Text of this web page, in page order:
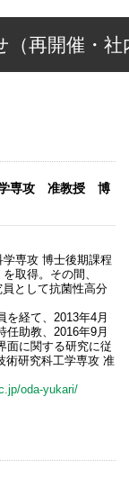
再開催・社
専攻 准教授 博
専攻 博士後期課程
取得。その間、
として抗菌性高分
を経て、2013年4月
任助教、2016年9月
面に関する研究に従
術研究科工学専攻 准
oda-yukari/